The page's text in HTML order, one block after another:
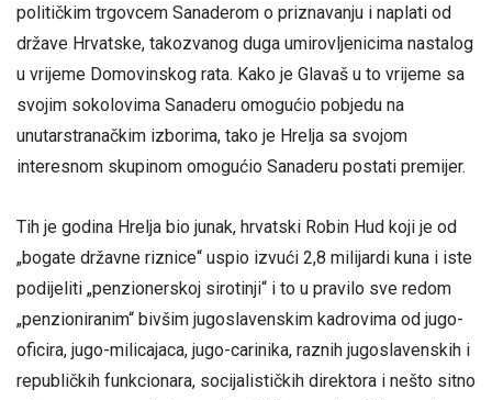
političkim trgovcem Sanaderom o priznavanju i naplati od
države Hrvatske, takozvanog duga umirovljenicima nastalog
u vrijeme Domovinskog rata. Kako je Glavaš u to vrijeme sa
svojim sokolovima Sanaderu omogućio pobjedu na
unutarstranačkim izborima, tako je Hrelja sa svojom
interesnom skupinom omogućio Sanaderu postati premijer.
Tih je godina Hrelja bio junak, hrvatski Robin Hud koji je od
„bogate državne riznice“ uspio izvući 2,8 milijardi kuna i iste
podijeliti „penzionerskoj sirotinji“ i to u pravilo sve redom
„penzioniranim“ bivšim jugoslavenskim kadrovima od jugo-
oficira, jugo-milicajaca, jugo-carinika, raznih jugoslavenskih i
republičkih funkcionara, socijalističkih direktora i nešto sitno